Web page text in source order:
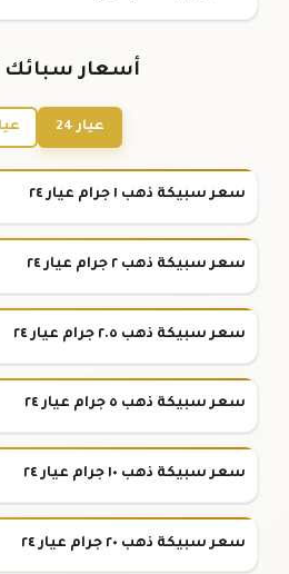
أسعار سبائك
عيار 24 عيار
سعر سبيكة ذهب ١ جرام عيار ٢٤
سعر سبيكة ذهب ٢ جرام عيار ٢٤
سعر سبيكة ذهب ٢.٥ جرام عيار ٢٤
سعر سبيكة ذهب ٥ جرام عيار ٢٤
سعر سبيكة ذهب ١٠ جرام عيار ٢٤
سعر سبيكة ذهب ٢٠ جرام عيار ٢٤